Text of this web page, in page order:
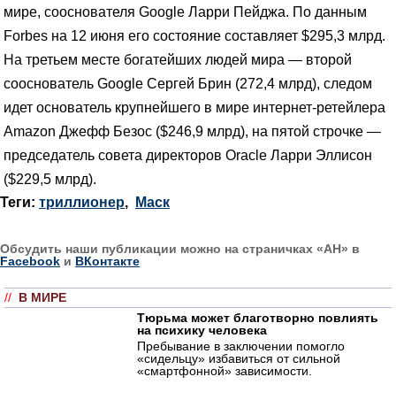
мире, сооснователя Google Ларри Пейджа. По данным
Forbes на 12 июня его состояние составляет $295,3 млрд.
На третьем месте богатейших людей мира — второй
сооснователь Google Сергей Брин (272,4 млрд), следом
идет основатель крупнейшего в мире интернет-ретейлера
Amazon Джефф Безос ($246,9 млрд), на пятой строчке —
председатель совета директоров Oracle Ларри Эллисон
($229,5 млрд).
Теги: триллионер, Маск
Обсудить наши публикации можно на страничках «АН» в
Facebook и ВКонтакте
// В МИРЕ
Тюрьма может благотворно повлиять
на психику человека
Пребывание в заключении помогло
«сидельцу» избавиться от сильной
«смартфонной» зависимости.